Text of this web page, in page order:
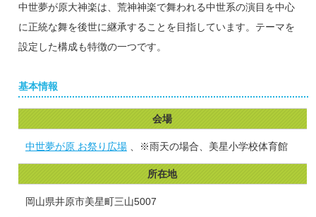
中世夢が原大神楽は、荒神神楽で舞われる中世系の演目を中心
に正統な舞を後世に継承することを目指しています。テーマを
設定した構成も特徴の一つです。
基本情報
会場
中世夢が原 お祭り広場 、※雨天の場合、美星小学校体育館
所在地
岡山県井原市美星町三山5007